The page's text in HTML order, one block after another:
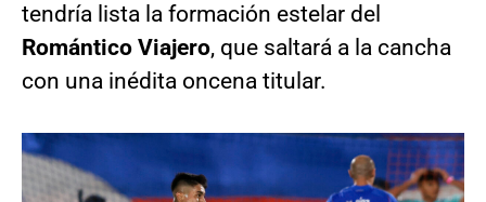
tendría lista la formación estelar del
Romántico Viajero, que saltará a la cancha
con una inédita oncena titular.